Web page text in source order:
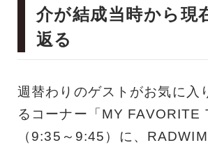
介が結成当時から現
返る
週替わりのゲストがお気に入
るコーナー「MY FAVORITE
（9:35～9:45）に、